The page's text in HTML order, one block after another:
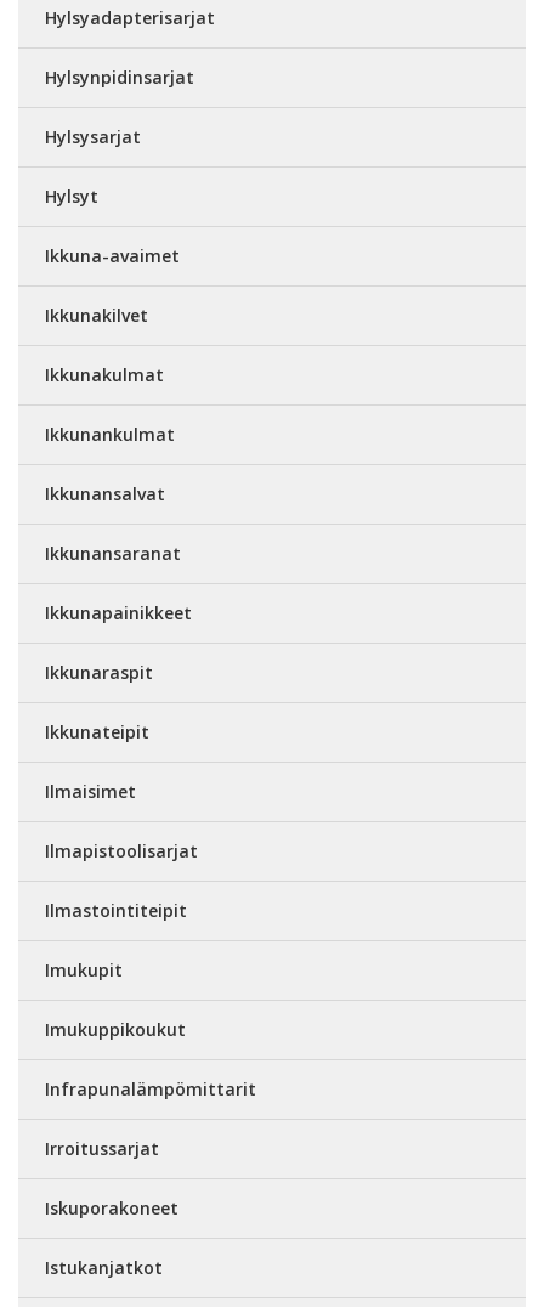
Hylsyadapterisarjat
Hylsynpidinsarjat
Hylsysarjat
Hylsyt
Ikkuna-avaimet
Ikkunakilvet
Ikkunakulmat
Ikkunankulmat
Ikkunansalvat
Ikkunansaranat
Ikkunapainikkeet
Ikkunaraspit
Ikkunateipit
Ilmaisimet
Ilmapistoolisarjat
Ilmastointiteipit
Imukupit
Imukuppikoukut
Infrapunalämpömittarit
Irroitussarjat
Iskuporakoneet
Istukanjatkot